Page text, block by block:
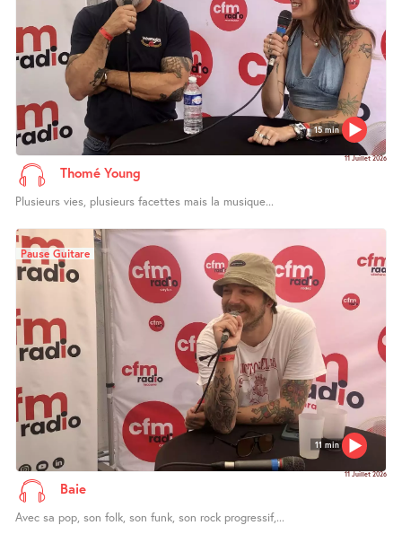
15 min
11 Juillet 2026
Thomé Young
Plusieurs vies, plusieurs facettes mais la musique...
11 min
Pause Guitare
11 Juillet 2026
Baie
Avec sa pop, son folk, son funk, son rock progressif,...